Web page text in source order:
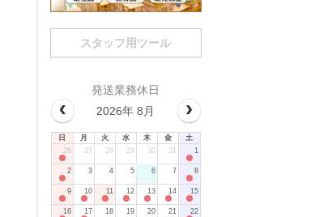
スタッフ用ツール
発送業務休日
2026年 8月
日 月 火 水 木 金
土
26
27 28 29 30 31 1
2 3 4 5 6 7 8
9 10 11 12 13 14 15
16 17 18 19 20 21 22